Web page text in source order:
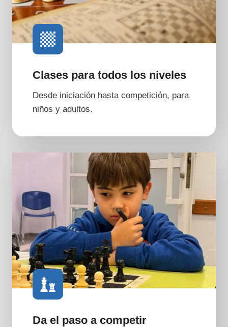
Clases para todos los niveles
Desde iniciación hasta competición, para
niños y adultos.
Da el paso a competir